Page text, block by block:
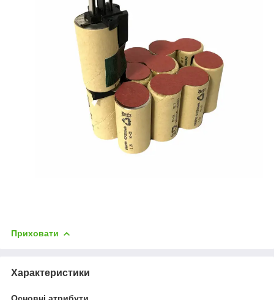
Приховати
Характеристики